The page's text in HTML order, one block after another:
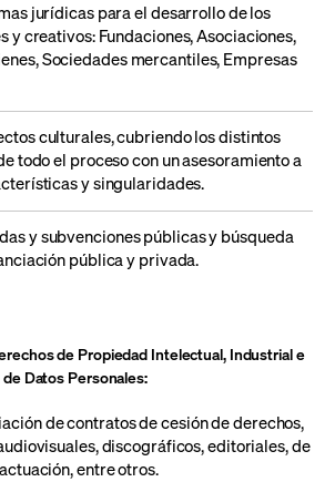
jurídicas para el desarrollo de los
y creativos: Fundaciones, Asociaciones,
Sociedades mercantiles, Empresas
culturales, cubriendo los distintos
todo el proceso con un asesoramiento a
y singularidades.
y subvencionespúblicasy búsqueda
pública y privada.
de Propiedad Intelectual, Industrial e
Datos Personales:
de contratos de cesión de derechos,
discográficos, editoriales, de
entre otros.